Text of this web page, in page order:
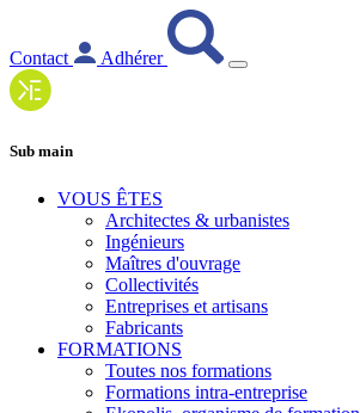
Contact Adhérer
Sub main
VOUS ÊTES
Architectes & urbanistes
Ingénieurs
Maîtres d'ouvrage
Collectivités
Entreprises et artisans
Fabricants
FORMATIONS
Toutes nos formations
Formations intra-entreprise